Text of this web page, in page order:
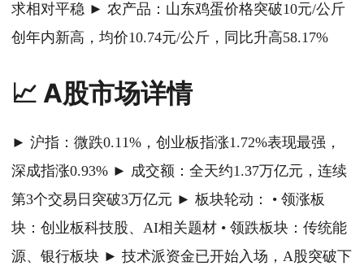
求相对平稳 ► 农产品：山东鸡蛋价格突破10元/公斤
创年内新高，均价10.74元/公斤，同比升高58.17%
📈 A股市场详情
► 沪指：微跌0.11%，创业板指涨1.72%表现最强，
深成指涨0.93% ► 成交额：全天约1.37万亿元，连续
第3个交易日突破3万亿元 ► 板块轮动： • 领涨板
块：创业板科技股、AI相关题材 • 领跌板块：传统能
源、银行板块 ► 技术派资金已开始入场，A股突破下